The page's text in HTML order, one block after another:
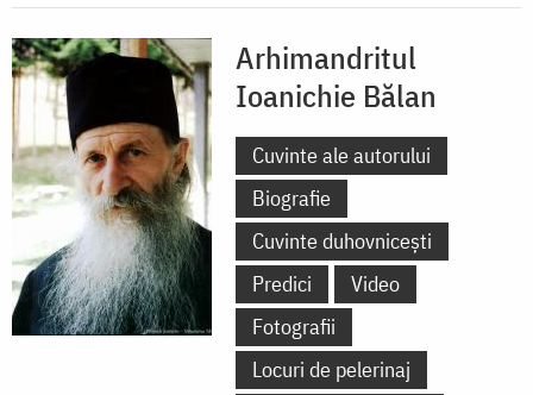
Arhimandritul
Ioanichie Bălan
Cuvinte ale autorului
Biografie
Cuvinte duhovnicești
Predici
Video
Fotografii
Locuri de pelerinaj